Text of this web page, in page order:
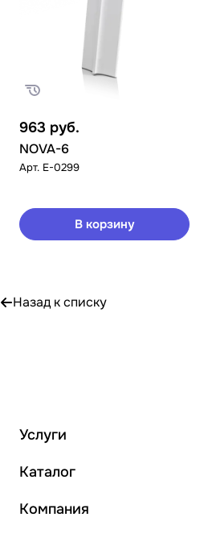
963 руб.
NOVA-6
Арт. E-0299
В корзину
Назад к списку
Услуги
Каталог
Компания